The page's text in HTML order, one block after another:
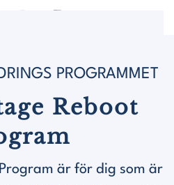
PROGRAMMET
Reboot
är för dig som är